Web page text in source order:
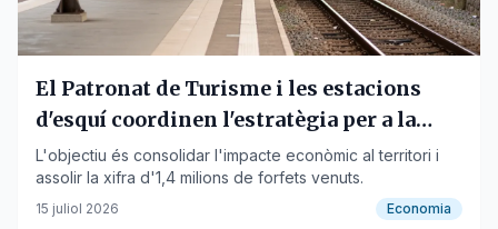
El Patronat de Turisme i les estacions
d'esquí coordinen l'estratègia per a la
nova temporada
L'objectiu és consolidar l'impacte econòmic al territori i
assolir la xifra d'1,4 milions de forfets venuts.
15 juliol 2026 Economia